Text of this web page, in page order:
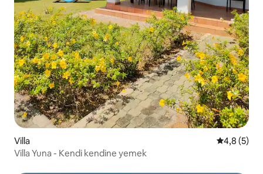
Villa 54,8 (5)
Villa Yuna - Kendi kendine yemek